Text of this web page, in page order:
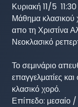
Κυριακή 11/5
Μάθημα κλασικού
απο τη Χριστίνα
Νεοκλασικό
Το σεμινάριο
επαγγελματίες
κλασικό χορό.
Επίπεδο: μεσαίο